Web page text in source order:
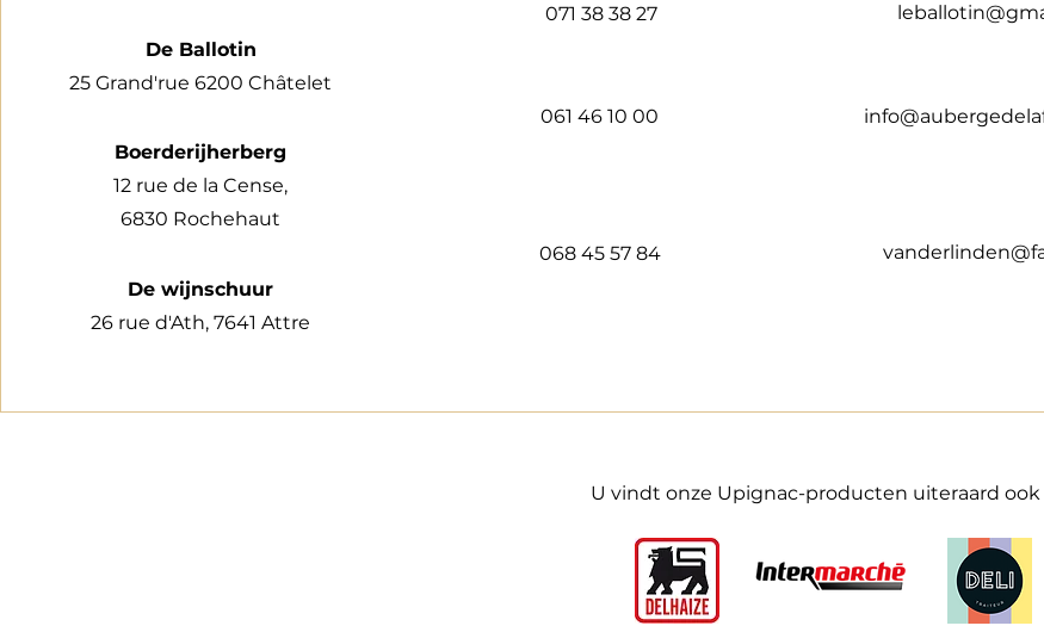
De Ballotin
25 Grand'rue 6200 Châtelet
Boerderijherberg
12 rue de la Cense,
6830 Rochehaut
De wijnschuur
26 rue d'Ath, 7641 Attre
071 38 38 27
061 46 10 00
068 45 57 84
U vindt onze Upignac-producten uiteraard ook